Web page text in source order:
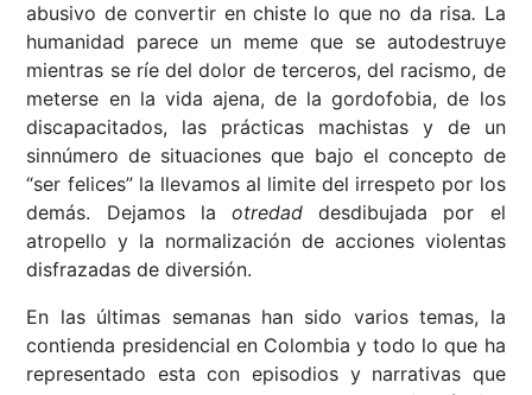
abusivo de convertir en chiste lo que no da risa. La
humanidad parece un meme que se autodestruye
mientras se ríe del dolor de terceros, del racismo, de
meterse en la vida ajena, de la gordofobia, de los
discapacitados, las prácticas machistas y de un
sinnúmero de situaciones que bajo el concepto de
“ser felices” la llevamos al limite del irrespeto por los
demás. Dejamos la otredaddesdibujada por el
atropello y la normalización de acciones violentas
disfrazadas de diversión.
En las últimas semanas han sido varios temas, la
contienda presidencial en Colombia y todo lo que ha
representado esta con episodios y narrativas que